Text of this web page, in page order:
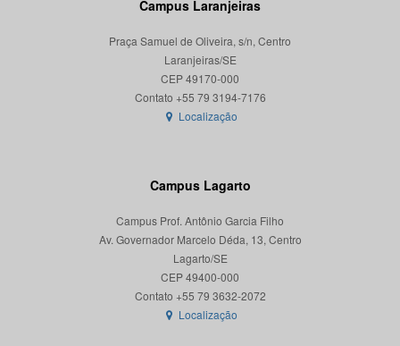
Campus Laranjeiras
Praça Samuel de Oliveira, s/n, Centro
Laranjeiras/SE
CEP 49170-000
Localização
Campus Lagarto
Campus Prof. Antônio Garcia Filho
Av. Governador Marcelo Déda, 13, Centro
Lagarto/SE
CEP 49400-000
Localização